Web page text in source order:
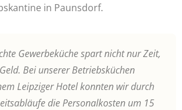
in Paunsdorf.
Gewerbeküche spart nicht nur Zeit,
Bei unserer Betriebsküchen
Leipziger Hotel konnten wir durch
die Personalkosten um 15